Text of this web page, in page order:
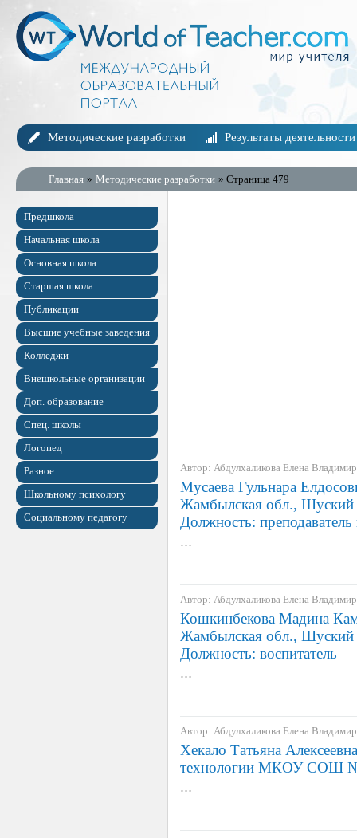
Методические разработки Результаты деятельности
Главная » Методические разработки » Страница 479
Предшкола
Начальная школа
Основная школа
Старшая школа
Публикации
Высшие учебные заведения
Колледжи
Внешкольные организации
Доп. образование
Спец. школы
Логопед
Разное
Школьному психологу
Социальному педагогу
Автор: Абдулхаликова Елена
Мусаева Гульнара
Жамбылская обл., Шуский
Должность: преподаватель
…
Автор: Абдулхаликова Елена
Кошкинбекова Мадина
Жамбылская обл., Шуский
Должность: воспитатель
…
Автор: Абдулхаликова Елена
Хекало Татьяна
технологии МКОУ СОШ
…